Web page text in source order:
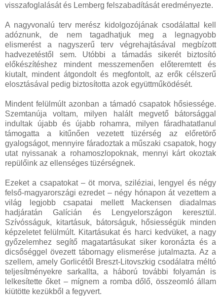
visszafoglalását és Lemberg felszabadítását eredményezte.
A nagyvonalú terv merész kidolgozójának csodálattal kell
adóznunk, de nem tagadhatjuk meg a legnagyobb
elismerést a nagyszerű terv végrehajtásával megbízott
hadvezetéstől sem. Utóbbi a támadás sikerét biztosító
előkészítéshez mindent messzemenően előteremtett és
kiutalt, mindent átgondolt és megfontolt, az erők célszerű
elosztásával pedig biztosította azok együttműködését.
Mindent felülmúlt azonban a támadó csapatok hősiessége.
Szemtanúja voltam, milyen halált megvető bátorsággal
indultak újabb és újabb rohamra, milyen fáradhatatlanul
támogatta a kitűnően vezetett tüzérség az előretörő
gyalogságot, mennyire fáradoztak a műszaki csapatok, hogy
utat nyissanak a rohamoszlopoknak, mennyi kárt okoztak
repülőink az ellenséges tüzérségnek.
Ezeket a csapatokat – öt morva, sziléziai, lengyel és négy
felső-magyarországi ezredet – négy hónapon át vezettem a
világ legjobb csapatai mellett Mackensen diadalmas
hadjáratán Galícián és Lengyelországon keresztül.
Szívósságuk, kitartásuk, bátorságuk, hősiességük minden
képzeletet felülmúlt. Kitartásukat és harci kedvüket, a nagy
győzelemhez segítő magatartásukat siker koronázta és a
dicsőséggel övezett tábornagy elismerése jutalmazta. Az a
szellem, amely Gorlicétől Breszt-Litovszkig csodálatra méltó
teljesítményekre sarkallta, a háború további folyamán is
lelkesítette őket – mígnem a romba dőlő, összeomló állam
kiütötte kezükből a fegyvert.